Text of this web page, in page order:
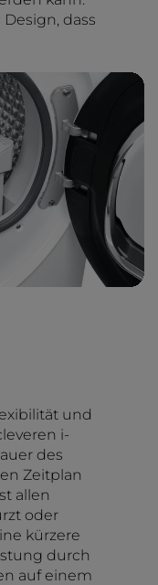
dass
und
i-
des
Zeitplan
allen
oder
kürzere
durch
auf einem